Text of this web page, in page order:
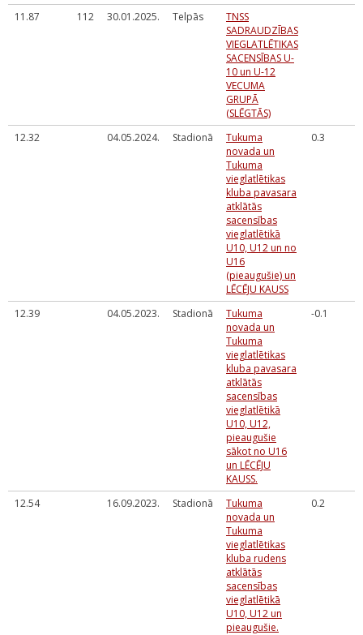
11.87 112 30.01.2025. Telpās
TNSS
SADRAUDZĪBAS
VIEGLATLĒTIKAS
SACENSĪBAS U-
10 un U-12
VECUMA
GRUPĀ
(SLĒGTĀS)
12.32
04.05.2024. Stadionā
Tukuma
novada un
Tukuma
vieglatlētikas
kluba pavasara
atklātās
sacensības
vieglatlētikā
U10, U12 un no
U16
(pieaugušie) un
LĒCĒJU KAUSS
0.3
12.39 04.05.2023. Stadionā
Tukuma
novada un
Tukuma
vieglatlētikas
kluba pavasara
atklātās
sacensības
vieglatlētikā
U10, U12,
pieaugušie
sākot no U16
un LĒCĒJU
KAUSS.
-0.1
12.54 16.09.2023. Stadionā
Tukuma
novada un
Tukuma
vieglatlētikas
kluba rudens
atklātās
sacensības
vieglatlētikā
U10, U12 un
pieaugušie.
0.2